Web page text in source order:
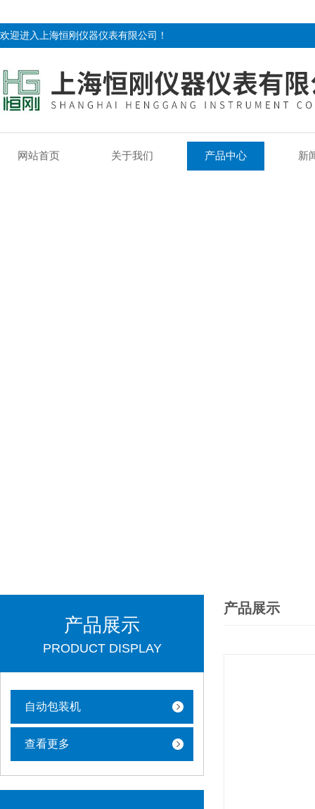
欢迎进入上海恒刚仪器仪表有限公司！
网站首页 关于我们 产品中心 新
产品展示
PRODUCT DISPLAY
自动包装机
查看更多
产品展示